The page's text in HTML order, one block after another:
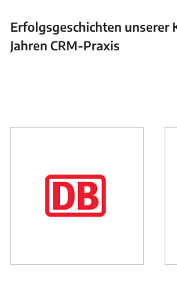
Erfolgsgeschichten unserer
Jahren CRM-Praxis